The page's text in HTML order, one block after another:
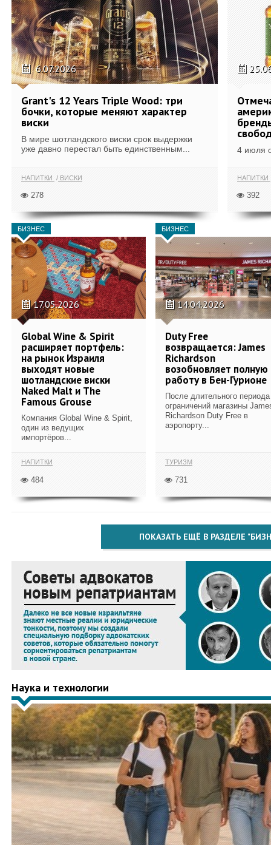
6.07.2026
Grant's 12 Years Triple Wood: три
бочки, которые меняют характер
виски
В мире шотландского виски срок выдержки
уже давно перестал быть единственным...
НАПИТКИ ВИСКИ
278
4 июля
НАПИТКИ
392
БИЗНЕС
17.05.2026
Global Wine & Spirit
расширяет портфель:
на рынок Израиля
выходят новые
шотландские виски
Naked Malt и The
Famous Grouse
Компания Global Wine & Spirit,
один из ведущих
импортёров...
НАПИТКИ
484
БИЗНЕС
14.04.2026
Duty Free
возвращается: James
Richardson
возобновляет полную
работу в Бен-Гурионе
После длительного периода
ограничений магазины
Richardson Duty Free в
аэропорту...
ТУРИЗМ
731
ПОКАЗАТЬ ЕЩЁ В РАЗДЕЛЕ
Наука и технологии